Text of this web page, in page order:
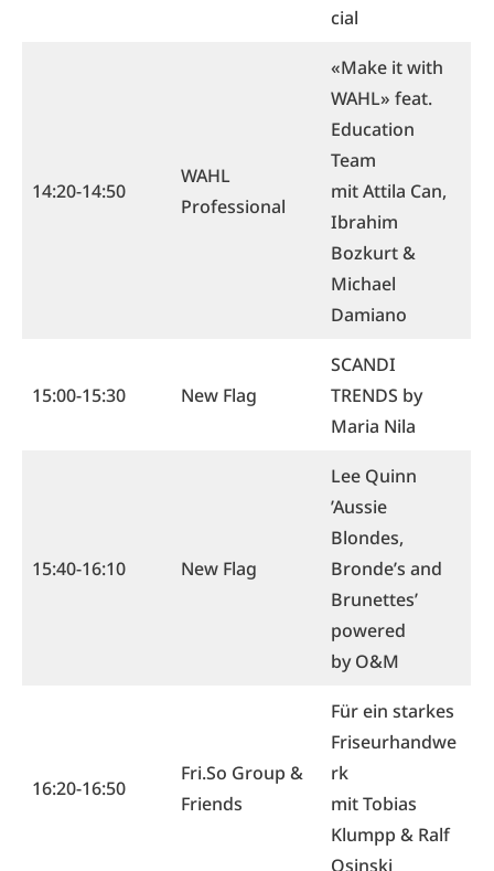
cial
14:20-14:50
WAHL
Professional
«Make it with
WAHL» feat.
Education
Team
mit Attila Can,
Ibrahim
Bozkurt &
Michael
Damiano
15:00-15:30 New Flag
SCANDI
TRENDS by
Maria Nila
15:40-16:10 New Flag
Lee Quinn
’Aussie
Blondes,
Bronde’s and
Brunettes’
powered
by O&M
16:20-16:50
Fri.So Group &
Friends
Für ein starkes
Friseurhandwe
rk
mit Tobias
Klumpp & Ralf
Osinski